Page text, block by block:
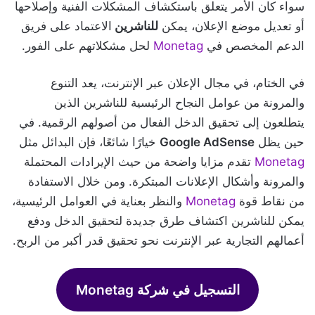
سواء كان الأمر يتعلق باستكشاف المشكلات الفنية وإصلاحها
أو تعديل موضع الإعلان، يمكن للناشرين الاعتماد على فريق
الدعم المخصص في Monetag لحل مشكلاتهم على الفور.
في الختام، في مجال الإعلان عبر الإنترنت، يعد التنوع
والمرونة من عوامل النجاح الرئيسية للناشرين الذين
يتطلعون إلى تحقيق الدخل الفعال من أصولهم الرقمية. في
حين يظل Google AdSense خيارًا شائعًا، فإن البدائل مثل
Monetag تقدم مزايا واضحة من حيث الإيرادات المحتملة
والمرونة وأشكال الإعلانات المبتكرة. ومن خلال الاستفادة
من نقاط قوة Monetag والنظر بعناية في العوامل الرئيسية،
يمكن للناشرين اكتشاف طرق جديدة لتحقيق الدخل ودفع
أعمالهم التجارية عبر الإنترنت نحو تحقيق قدر أكبر من الربح.
التسجيل في شركة Monetag